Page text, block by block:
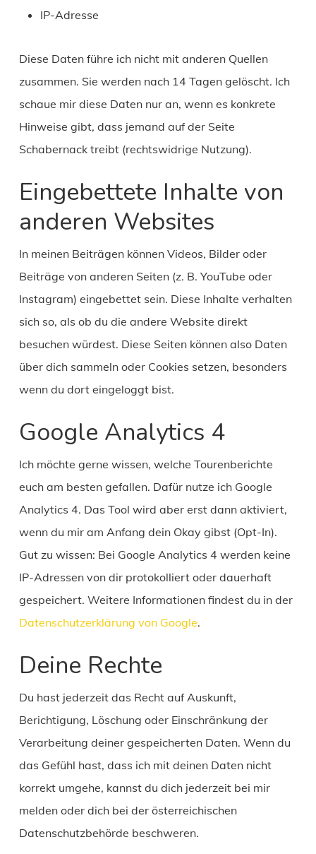
IP-Adresse
Diese Daten führe ich nicht mit anderen Quellen
zusammen. Sie werden nach 14 Tagen gelöscht. Ich
schaue mir diese Daten nur an, wenn es konkrete
Hinweise gibt, dass jemand auf der Seite
Schabernack treibt (rechtswidrige Nutzung).
Eingebettete Inhalte von
anderen Websites
In meinen Beiträgen können Videos, Bilder oder
Beiträge von anderen Seiten (z. B. YouTube oder
Instagram) eingebettet sein. Diese Inhalte verhalten
sich so, als ob du die andere Website direkt
besuchen würdest. Diese Seiten können also Daten
über dich sammeln oder Cookies setzen, besonders
wenn du dort eingeloggt bist.
Google Analytics 4
Ich möchte gerne wissen, welche Tourenberichte
euch am besten gefallen. Dafür nutze ich Google
Analytics 4. Das Tool wird aber erst dann aktiviert,
wenn du mir am Anfang dein Okay gibst (Opt-In).
Gut zu wissen: Bei Google Analytics 4 werden keine
IP-Adressen von dir protokolliert oder dauerhaft
gespeichert. Weitere Informationen findest du in der
Datenschutzerklärung von Google.
Deine Rechte
Du hast jederzeit das Recht auf Auskunft,
Berichtigung, Löschung oder Einschränkung der
Verarbeitung deiner gespeicherten Daten. Wenn du
das Gefühl hast, dass ich mit deinen Daten nicht
korrekt umgehe, kannst du dich jederzeit bei mir
melden oder dich bei der österreichischen
Datenschutzbehörde beschweren.